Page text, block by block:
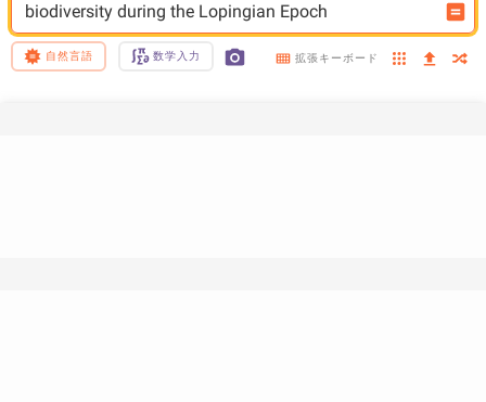
biodiversity during the Lopingian Epoch
自然言語 数学入力 拡張キーボード